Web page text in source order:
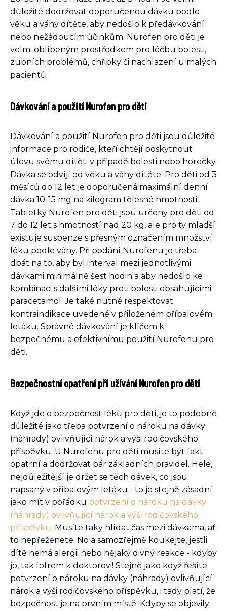
důležité dodržovat doporučenou dávku podle
věku a váhy dítěte, aby nedošlo k předávkování
nebo nežádoucím účinkům. Nurofen pro děti je
velmi oblíbeným prostředkem pro léčbu bolesti,
zubních problémů, chřipky či nachlazení u malých
pacientů.
Dávkování a použití Nurofen pro děti
Dávkování a použití Nurofen pro děti jsou důležité
informace pro rodiče, kteří chtějí poskytnout
úlevu svému dítěti v případě bolesti nebo horečky.
Dávka se odvíjí od věku a váhy dítěte. Pro děti od 3
měsíců do 12 let je doporučená maximální denní
dávka 10-15 mg na kilogram tělesné hmotnosti.
Tabletky Nurofen pro děti jsou určeny pro děti od
7 do 12 let s hmotností nad 20 kg, ale pro ty mladší
existuje suspenze s přesným označením množství
léku podle váhy. Při podání Nurofenu je třeba
dbát na to, aby byl interval mezi jednotlivými
dávkami minimálně šest hodin a aby nedošlo ke
kombinaci s dalšími léky proti bolesti obsahujícími
paracetamol. Je také nutné respektovat
kontraindikace uvedené v přiloženém příbalovém
letáku. Správné dávkování je klíčem k
bezpečnému a efektivnímu použití Nurofenu pro
děti.
Bezpečnostní opatření při užívání Nurofen pro děti
Když jde o bezpečnost léků pro děti, je to podobně
důležité jako třeba potvrzení o nároku na dávky
(náhrady) ovlivňující nárok a výši rodičovského
příspěvku. U Nurofenu pro děti musíte být fakt
opatrní a dodržovat pár základních pravidel. Hele,
nejdůležitější je držet se těch dávek, co jsou
napsaný v příbalovým letáku - to je stejně zásadní
jako mít v pořádku potvrzení o nároku na dávky
(náhrady) ovlivňující nárok a výši rodičovského
příspěvku. Musíte taky hlídat čas mezi dávkama, ať
to nepřeženete. No a samozřejmě koukejte, jestli
dítě nemá alergii nebo nějaký divný reakce - kdyby
jo, tak fofrem k doktorovi! Stejně jako když řešíte
potvrzení o nároku na dávky (náhrady) ovlivňující
nárok a výši rodičovského příspěvku, i tady platí, že
bezpečnost je na prvním místě. Kdyby se objevily